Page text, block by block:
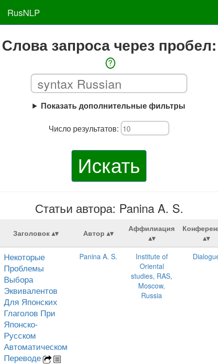
RusNLP
Слова запроса через пробел:
?
Показать дополнительные фильтры
Число результатов:
Искать
Статьи автора: Panina A. S.
Заголовок Автор Аффилиация
Некоторые
Проблемы
Выбора
Эквивалентов
Для Японских
Глаголов При
Японско-
Русском
Автоматическом
Переводе
Panina A. S.
Institute of
Oriental
studies, RAS,
Moscow,
Russia